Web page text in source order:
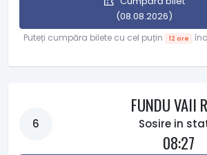
(08.08.2026)
Puteți cumpăra bilete cu cel puțin 12 ore
6
FUNDU VAII
Sosire in
08:27